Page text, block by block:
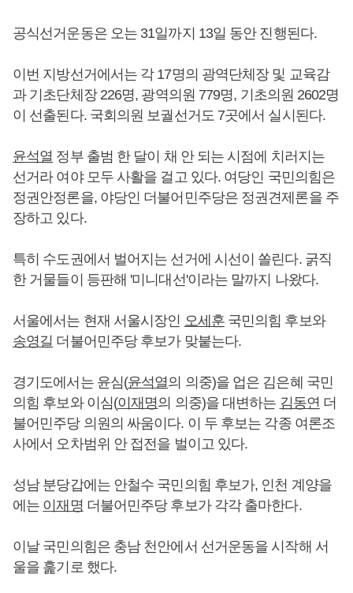
공식선거운동은 오는 31일까지 13일 동안 진행된다.
이번 지방선거에서는 각 17명의 광역단체장 및 교육감
과 기초단체장 226명, 광역의원 779명, 기초의원 2602명
이 선출된다. 국회의원 보궐선거도 7곳에서 실시된다.
윤석열 정부 출범 한 달이 채 안 되는 시점에 치러지는
선거라 여야 모두 사활을 걸고 있다. 여당인 국민의힘은
정권안정론을, 야당인 더불어민주당은 정권견제론을 주
장하고 있다.
특히 수도권에서 벌어지는 선거에 시선이 쏠린다. 굵직
한 거물들이 등판해 '미니대선'이라는 말까지 나왔다.
서울에서는 현재 서울시장인 오세훈국민의힘 후보와
송영길 더불어민주당 후보가 맞붙는다.
경기도에서는 윤심(윤석열의 의중)을 업은 김은혜 국민
의힘 후보와 이심(이재명의 의중)을 대변하는 김동연 더
불어민주당 의원의 싸움이다. 이 두 후보는 각종 여론조
사에서 오차범위 안 접전을 벌이고 있다.
성남 분당갑에는 안철수 국민의힘 후보가, 인천 계양을
에는 이재명 더불어민주당 후보가 각각 출마한다.
이날 국민의힘은 충남 천안에서 선거운동을 시작해 서
울을 훑기로 했다.